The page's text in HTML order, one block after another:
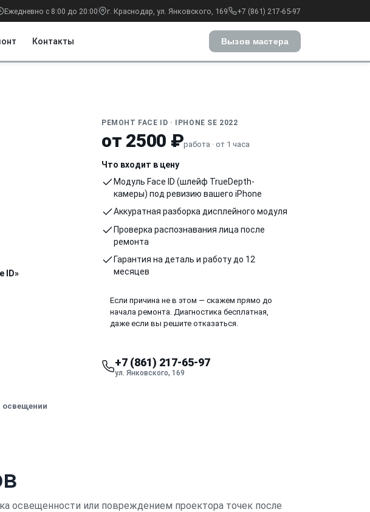
Ежедневно с 8:00 до 20:00 г. Краснодар, ул. Янковского, 169 +7 (861) 217-65-97
Контакты Вызов мастера
ID»
освещении
РЕМОНТ FACE ID · IPHONE SE 2022
от 2500 ₽работа · от 1 часа
Что входит в цену
Модуль Face ID (шлейф TrueDepth-
камеры) под ревизию вашего iPhone
Аккуратная разборка дисплейного модуля
Проверка распознавания лица после
ремонта
Гарантия на деталь и работу до 12
месяцев
Если причина не в этом — скажем прямо до
начала ремонта. Диагностика бесплатная,
даже если вы решите отказаться.
+7 (861) 217-65-97
ул. Янковского, 169
освещенности или повреждением проектора точек после